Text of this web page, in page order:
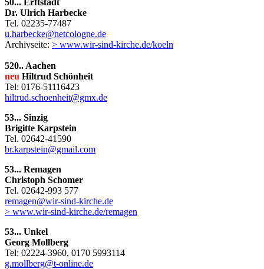
Dr. Ulrich Harbecke
Tel. 02235-77487
u.harbecke@netcologne.de
Archivseite: > www.wir-sind-kirche.de/koeln
520.. Aachen
neu Hiltrud Schönheit
Tel: 0176-51116423
hiltrud.schoenheit@gmx.de
53... Sinzig
Brigitte Karpstein
Tel. 02642-41590
br.karpstein@gmail.com
53... Remagen
Christoph Schomer
Tel. 02642-993 577
remagen@wir-sind-kirche.de
> www.wir-sind-kirche.de/remagen
53... Unkel
Georg Mollberg
Tel: 02224-3960, 0170 5993114
g.mollberg@t-online.de